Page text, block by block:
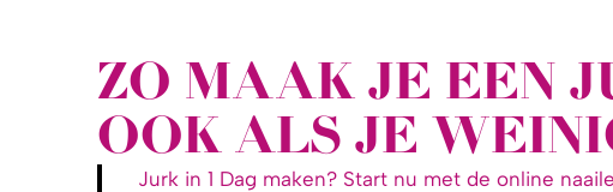
ZO MAAK JE EEN
OOK ALS JE
Jurk in 1 Dag maken? Start nu met de online